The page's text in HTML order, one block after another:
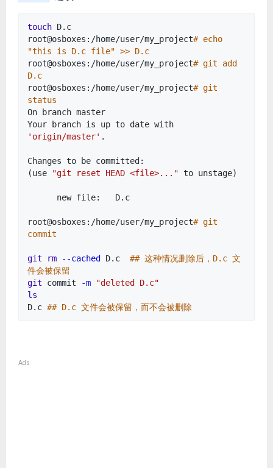
touch D.c
root@osboxes:/home/user/my_project# echo
"this is D.c file" >> D.c
root@osboxes:/home/user/my_project# git add
D.c
root@osboxes:/home/user/my_project# git
status
On branch master
Your branch is up to date with
'origin/master' .
Changes to be committed:
(use
"git reset HEAD <file>..." to unstage)
new file: D.c
root@osboxes:/home/user/my_project# git
commit
git rm --cached D.c## 这种情况删除后，D.c 文
件会被保留
git commit -m
"deleted D.c"
ls
D.c## D.c 文件会被保留，而不会被删除
Ads